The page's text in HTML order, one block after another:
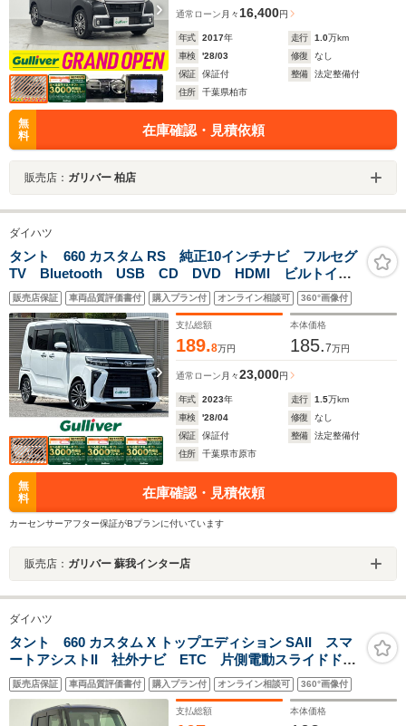
通常ローン 月々 16,400円
年式 2017年 走行 1.0万km
車検
'28/03 修復
なし
保証
保証付 整備
法定整備付
住所
千葉県柏市
無
料
在庫確認・見積依頼
販売店： ガリバー 柏店
ダイハツ
タント 660 カスタム RS 純正10インチナビ フルセグ
TV Bluetooth USB CD DVD HDMI ビルトイン
ETC 全方位カメラ ドライブレコーダー 前席ヒート
シーター 両側パワースライドドア LEDヘッドライト
販売店保証 車両品質評価書付 購入プラン付 オンライン相談可 360°画像付
支払総額
189.8万円
本体価格
185.7万円
通常ローン 月々23,000円
年式 2023年 走行 1.5万km
車検
'28/04 修復
なし
保証
保証付 整備
法定整備付
住所
千葉県市原市
無
料
在庫確認・見積依頼
カーセンサーアフター保証がBプランに付いています
販売店： ガリバー 蘇我インター店
ダイハツ
タント 660 カスタム X トップエディション SAII スマ
ートアシストII 社外ナビ ETC 片側電動スライドド
ア フォグランプ バイザー フロアマット バックカ
メラ スマートキー プッシュスタート ワンセグ
LEDヘッドランプ
販売店保証 車両品質評価書付 購入プラン付 オンライン相談可 360°画像付
支払総額 本体価格